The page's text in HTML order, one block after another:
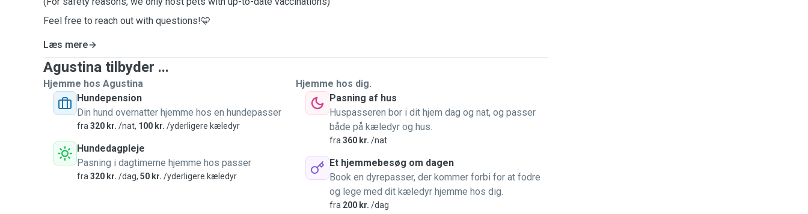
Feel free to reach out with questions!🩵
Læs mere
Agustina tilbyder ...
Hjemme hos Agustina
Hundepension
Din hund overnatter hjemme hos en hundepasser
fra 320 kr. /nat, 100 kr. /yderligere kæledyr
Hundedagpleje
Pasning i dagtimerne hjemme hos passer
fra 320 kr. /dag, 50 kr. /yderligere kæledyr
Hjemme hos dig.
Pasning af hus
Huspasseren bor i dit hjem dag og nat, og passer
både på kæledyr og hus.
fra 360 kr. /nat
Et hjemmebesøg om dagen
Book en dyrepasser, der kommer forbi for at fodre
og lege med dit kæledyr hjemme hos dig.
fra 200 kr. /dag